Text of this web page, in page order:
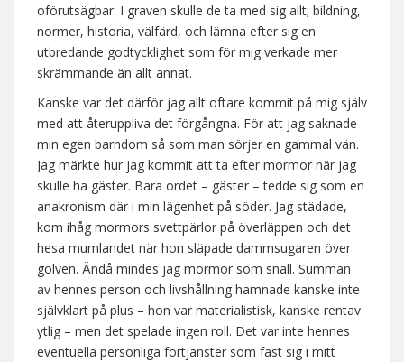
oförutsägbar. I graven skulle de ta med sig allt; bildning,
normer, historia, välfärd, och lämna efter sig en
utbredande godtycklighet som för mig verkade mer
skrämmande än allt annat.
Kanske var det därför jag allt oftare kommit på mig själv
med att återuppliva det förgångna. För att jag saknade
min egen barndom så som man sörjer en gammal vän.
Jag märkte hur jag kommit att ta efter mormor när jag
skulle ha gäster. Bara ordet – gäster – tedde sig som en
anakronism där i min lägenhet på söder. Jag städade,
kom ihåg mormors svettpärlor på överläppen och det
hesa mumlandet när hon släpade dammsugaren över
golven. Ändå mindes jag mormor som snäll. Summan
av hennes person och livshållning hamnade kanske inte
självklart på plus – hon var materialistisk, kanske rentav
ytlig – men det spelade ingen roll. Det var inte hennes
eventuella personliga förtjänster som fäst sig i mitt